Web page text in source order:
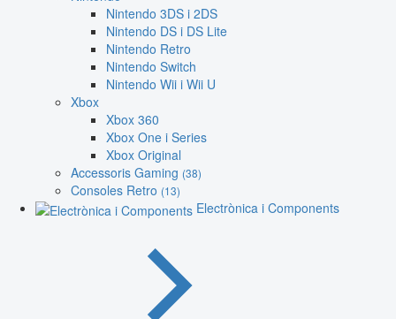
Nintendo 3DS i 2DS
Nintendo DS i DS Lite
Nintendo Retro
Nintendo Switch
Nintendo Wii i Wii U
Xbox
Xbox 360
Xbox One i Series
Xbox Original
Accessoris Gaming (38)
Consoles Retro (13)
Electrònica i Components